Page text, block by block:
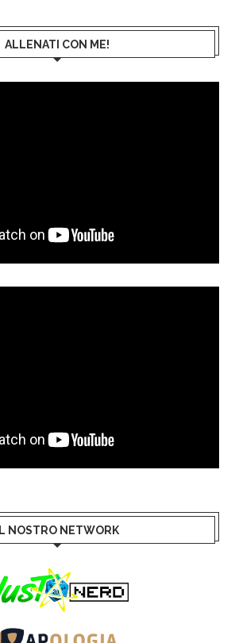
ALLENATI CON ME!
IL NOSTRO NETWORK